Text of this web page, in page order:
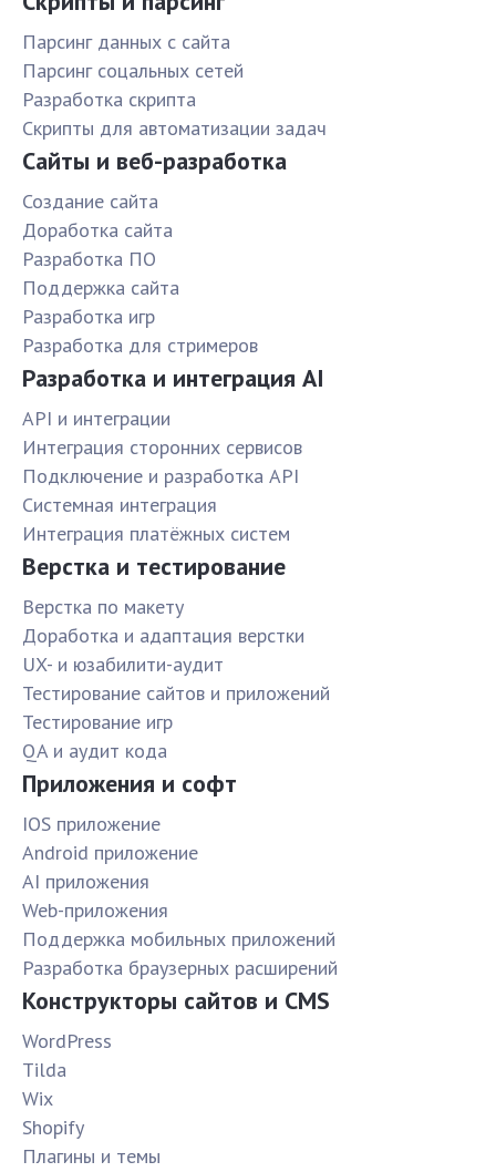
Парсинг данных с сайта
Парсинг соцальных сетей
Разработка скрипта
Скрипты для автоматизации задач
Сайты и веб-разработка
Создание сайта
Доработка сайта
Разработка ПО
Поддержка сайта
Разработка игр
Разработка для стримеров
Разработка и интеграция AI
API и интеграции
Интеграция сторонних сервисов
Подключение и разработка API
Системная интеграция
Интеграция платёжных систем
Верстка и тестирование
Верстка по макету
Доработка и адаптация верстки
UX- и юзабилити-аудит
Тестирование сайтов и приложений
Тестирование игр
QA и аудит кода
Приложения и софт
IOS приложение
Android приложение
AI приложения
Web-приложения
Поддержка мобильных приложений
Разработка браузерных расширений
Конструкторы сайтов и CMS
WordPress
Tilda
Wix
Shopify
Плагины и темы